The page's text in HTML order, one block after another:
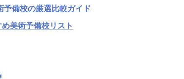
予備校の厳選比較ガイド
美術予備校リスト